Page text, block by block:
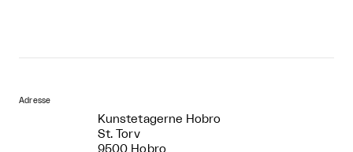
Adresse
Kunstetagerne Hobro
St. Torv
9500 Hobro